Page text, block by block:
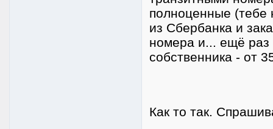
полноценные (тебе
из Сбербанка и
номера и... ещё раз
собственника - от
Как то так.